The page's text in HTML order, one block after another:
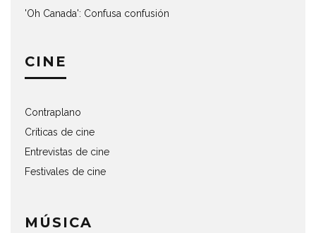
'Oh Canada': Confusa confusión
CINE
Contraplano
Críticas de cine
Entrevistas de cine
Festivales de cine
MÚSICA